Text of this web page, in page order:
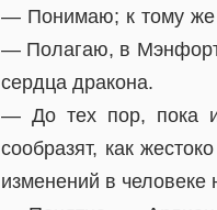
— Понимаю; к тому же
— Полагаю, в
сердца дракона.
— До тех пор, пока
сообразят, как
изменений в человеке